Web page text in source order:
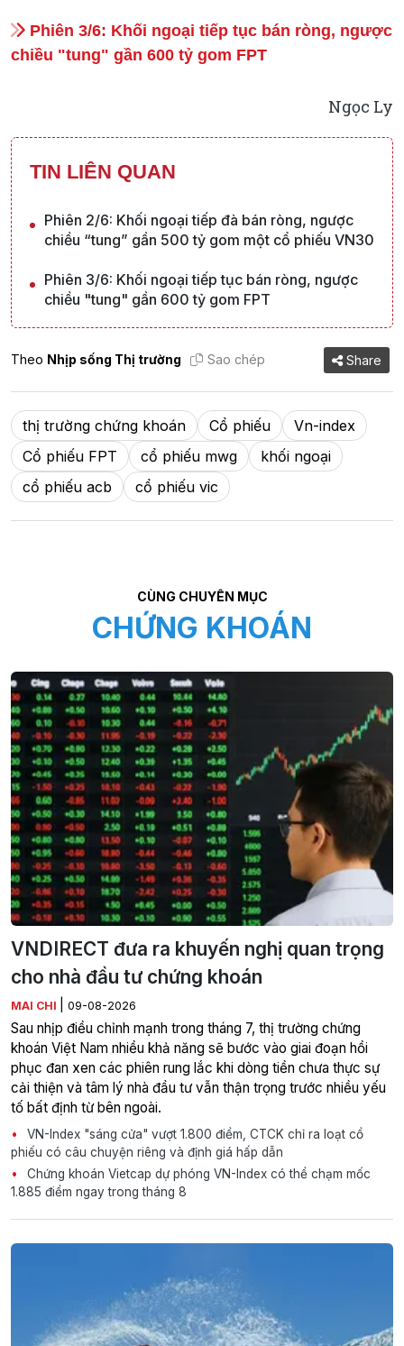
Phiên 3/6: Khối ngoại tiếp tục bán ròng, ngược
chiều "tung" gần 600 tỷ gom FPT
Ngọc Ly
TIN LIÊN QUAN
Phiên 2/6: Khối ngoại tiếp đà bán ròng, ngược
chiều “tung” gần 500 tỷ gom một cổ phiếu VN30
Phiên 3/6: Khối ngoại tiếp tục bán ròng, ngược
chiều "tung" gần 600 tỷ gom FPT
Theo Nhịp sống Thị trường Sao chép Share
thị trường chứng khoán Cổ phiếu
Vn-index
Cổ phiếu FPT
cổ phiếu mwg
khối ngoại
cổ phiếu acb
cổ phiếu vic
CÙNG CHUYÊN MỤC
CHỨNG KHOÁN
VNDIRECT đưa ra khuyến nghị quan trọng
cho nhà đầu tư chứng khoán
MAI CHI 09-08-2026
Sau nhịp điều chỉnh mạnh trong tháng 7, thị trường chứng
khoán Việt Nam nhiều khả năng sẽ bước vào giai đoạn hồi
phục đan xen các phiên rung lắc khi dòng tiền chưa thực sự
cải thiện và tâm lý nhà đầu tư vẫn thận trọng trước nhiều yếu
tố bất định từ bên ngoài.
VN-Index "sáng cửa" vượt 1.800 điểm, CTCK chỉ ra loạt cổ
phiếu có câu chuyện riêng và định giá hấp dẫn
Chứng khoán Vietcap dự phóng VN-Index có thể chạm mốc
1.885 điểm ngay trong tháng 8